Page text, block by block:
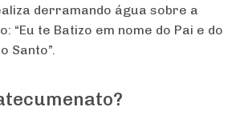
derramando água sobre a
“Eu te Batizo em nome do Pai e do
Santo”.